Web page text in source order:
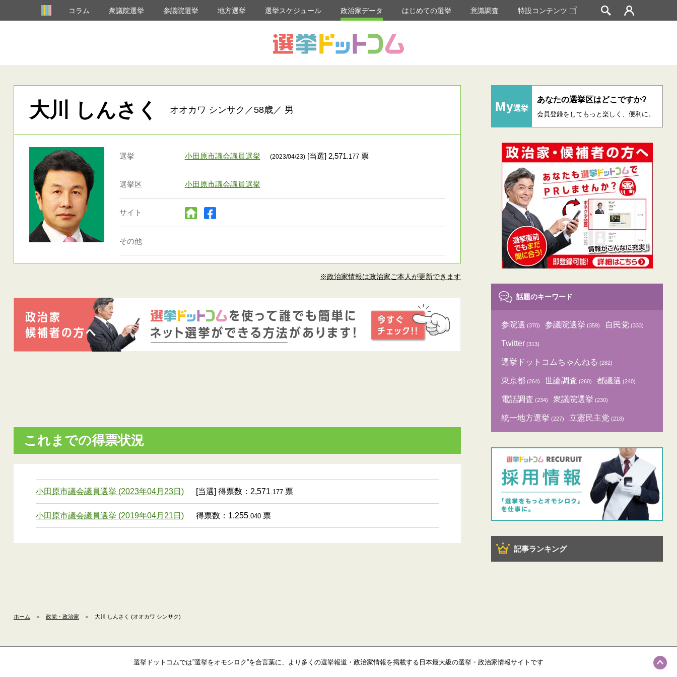
コラム 衆議院選挙 参議院選挙 地方選挙 選挙スケジュール 政治家データ はじめての選挙 意識調査 特設コンテンツ
大川 しんさく オオカワ シンサク／58歳／ 男
選挙 小田原市議会議員選挙 (2023/04/23)[当選] 2,571.177票
選挙区 小田原市議会議員選挙
サイト
その他
※政治家情報は政治家ご本人が更新できます
これまでの得票状況
小田原市議会議員選挙 (2023年04月23日) [当選] 得票数：2,571.177 票
小田原市議会議員選挙 (2019年04月21日) 得票数：1,255.040 票
My選挙
あなたの選挙区はどこですか?
会員登録をしてもっと楽しく、便利に。
話題のキーワード
参院選 (370) 参議院選挙 (359) 自民党 (333)
Twitter (313)
選挙ドットコムちゃんねる (282)
東京都 (264) 世論調査 (260) 都議選 (240)
電話調査 (234) 衆議院選挙 (230)
統一地方選挙 (227) 立憲民主党 (218)
記事ランキング
ホーム ＞ 政党・政治家 ＞ 大川 しんさく (オオカワ シンサク)
選挙ドットコムでは”選挙をオモシロク”を合言葉に、より多くの選挙報道・政治家情報を掲載する日本最大級の選挙・政治家情報サイトです